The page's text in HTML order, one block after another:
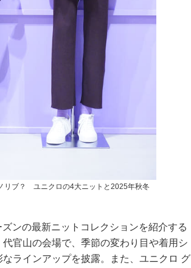
リブ？ ユニクロの4大ニットと2025年秋冬
ンの最新ニットコレクションを紹介する
官山の会場で、季節の変わり目や着用シ
ラインアップを披露。また、ユニクロ グ